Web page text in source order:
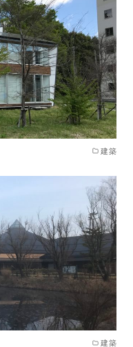
建築
建築